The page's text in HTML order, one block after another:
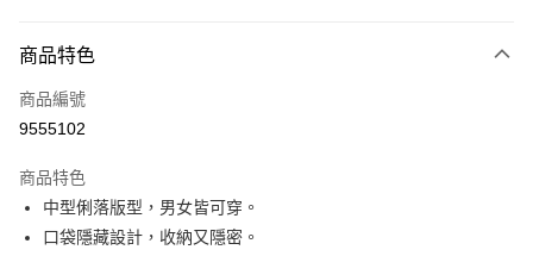
信用卡一次付款
超商取貨付款
Apple Pay
街口支付
商品特色
商品編號
9555102
商品特色
中型俐落版型，男女皆可穿。
口袋隱藏設計，收納又隱密。